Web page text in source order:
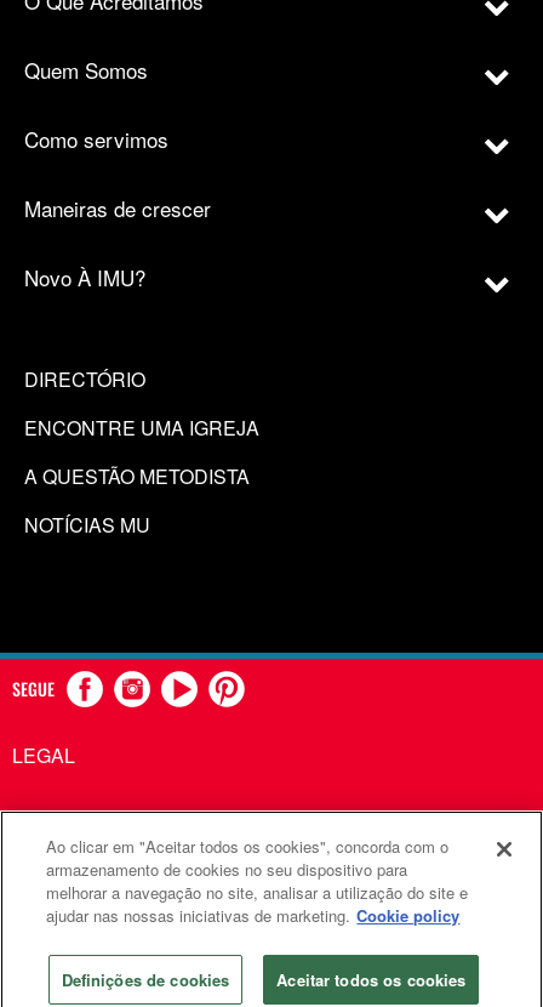
Quem Somos
Como servimos
Maneiras de crescer
Novo À IMU?
DIRECTÓRIO
ENCONTRE UMA IGREJA
A QUESTÃO METODISTA
NOTÍCIAS MU
SEGUE
LEGAL
Comunicações Metodistas Unidas é uma agência da Igreja
Metodista Unida
©2026 Comunicações Metodistas Unidas. Todos os direitos
reservados
Ao clicar em "Aceitar todos os cookies", concorda com o
armazenamento de cookies no seu dispositivo para
melhorar a navegação no site, analisar a utilização do site e
ajudar nas nossas iniciativas de marketing. Cookie policy
Definições de cookies Aceitar todos os cookies